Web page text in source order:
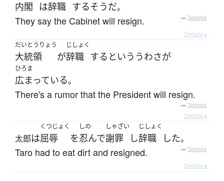
内閣 は辞職 するそうだ。
They say the Cabinet will resign. — Tatoeba
Details ▸
だいとうりょう
大統領 が
じしょく
辞職 する という うわさが
ひろま
広まっている。
There's a rumor that the President will resign.
— Tatoeba
Details ▸
太郎は
くつじょく
屈辱 を
しの
忍んで
しゃざい
謝罪 し
じしょく
辞職 した。
Taro had to eat dirt and resigned. — Tatoeba
Details ▸